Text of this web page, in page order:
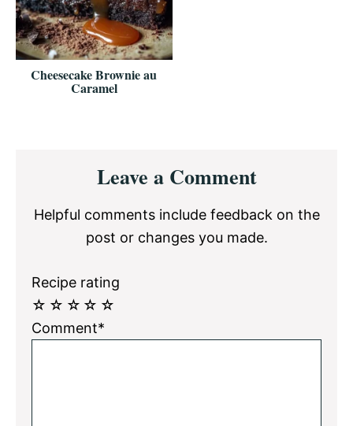
Cheesecake Brownie au
Caramel
InteractionsLeave a Comment
Helpful comments include feedback on the
post or changes you made.
Recipe rating
☆
☆
☆
☆
☆
Comment*